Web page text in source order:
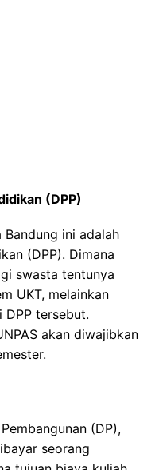
(DPP)
ini adalah
(DPP). Dimana
swasta tentunya
UKT, melainkan
DPP tersebut.
akan diwajibkan
(DP),
seorang